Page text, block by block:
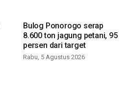
Bulog Ponorogo serap
8.600 ton jagung petani, 95
persen dari target
Rabu, 5 Agustus 2026